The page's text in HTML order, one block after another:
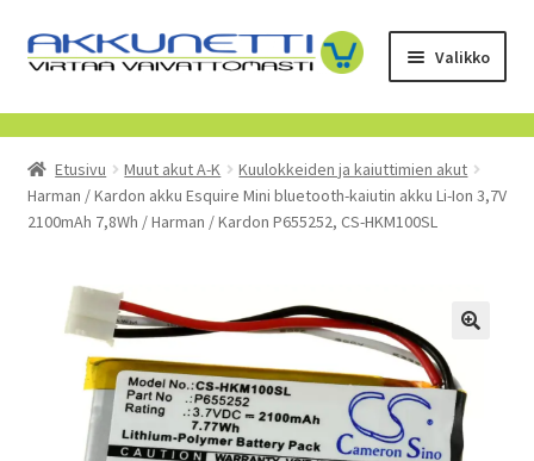
Siirry
navigointiin
Siirry
sisältöön
Valikko
Kauppa
Tietoa meistä
Toimitusehdot
POISTUVAT TUOTTEET
Etusivu Muut akut A-K
Kuulokkeiden ja kaiuttimien akut
Harman / Kardon akku Esquire Mini bluetooth-kaiutin akku Li-Ion 3,7V
2100mAh 7,8Wh / Harman / Kardon P655252, CS-HKM100SL